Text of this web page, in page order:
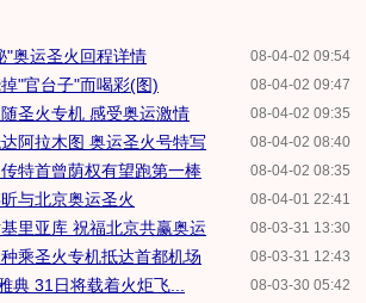
08-04-02 09:54
"奥运圣火回程详情
08-04-02 09:47
"官台子"而喝彩(图)
08-04-02 09:35
圣火专机 感受奥运激情
08-04-02 08:40
阿拉木图 奥运圣火号特写
08-04-02 08:35
特首曾荫权有望跑第一棒
08-04-01 22:41
与北京奥运圣火
08-03-31 13:30
里亚库 祝福北京共赢奥运
08-03-31 12:43
乘圣火专机抵达首都机场
08-03-30 05:42
典 31日将载着火炬飞...